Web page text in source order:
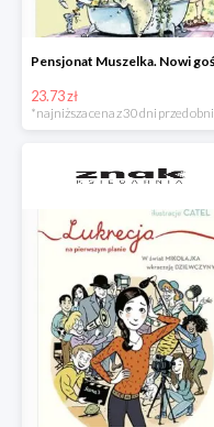
23.73 zł